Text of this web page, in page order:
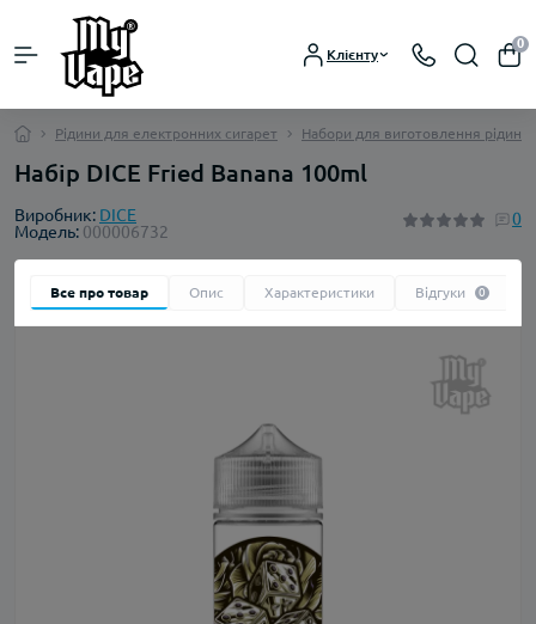
Клієнту
0
Рідини для електронних сигарет Набори для виготовлення рідини
Набір DICE Fried Banana 100ml
Виробник: DICE
Модель: 000006732
0
Все про товар Опис Характеристики Відгуки 0